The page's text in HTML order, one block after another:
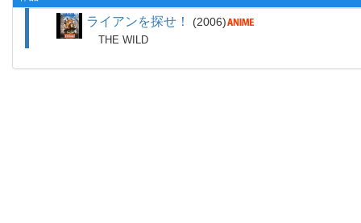
ライアンを探せ！ 2006
THE WILD